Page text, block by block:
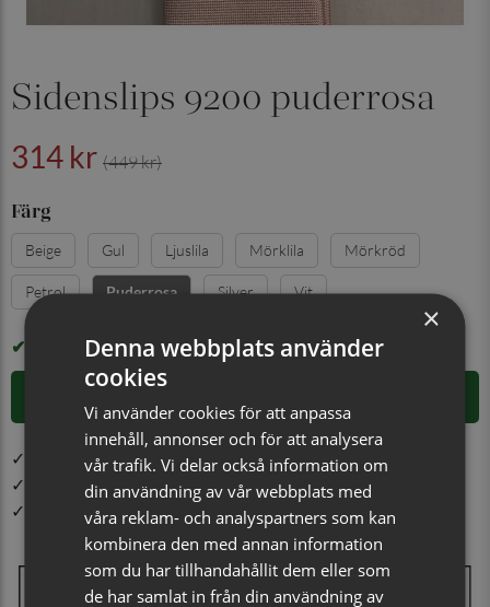
Sidenslips 9200 puderrosa
314 kr (449 kr)
Färg
Beige Gul Ljuslila Mörklila Mörkröd
Petrol Puderrosa Silver Vit
I LAGER
✓ Öppet köp i 30 dagar ✓ Fri frakt från 499 kr
✓ Din beställning skickas inom 1-2 vardagar
✓ Snabb leverans från vårt lager i Jönköping
×
Denna webbplats använder
cookies
Vi använder cookies för att anpassa
innehåll, annonser och för att analysera
vår trafik. Vi delar också information om
din användning av vår webbplats med
våra reklam- och analyspartners som kan
kombinera den med annan information
som du har tillhandahållit dem eller som
de har samlat in från din användning av